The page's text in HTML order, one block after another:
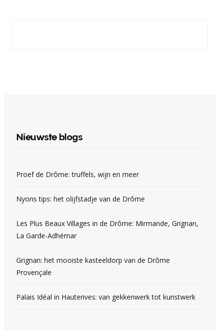
Nieuwste blogs
Proef de Drôme: truffels, wijn en meer
Nyons tips: het olijfstadje van de Drôme
Les Plus Beaux Villages in de Drôme: Mirmande, Grignan,
La Garde-Adhémar
Grignan: het mooiste kasteeldorp van de Drôme
Provençale
Palais Idéal in Hauterives: van gekkenwerk tot kunstwerk